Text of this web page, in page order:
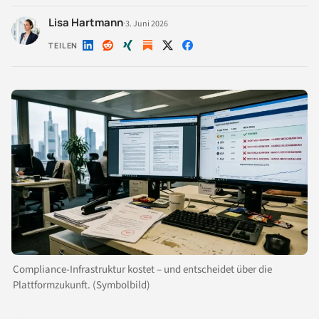
Lisa Hartmann·3. Juni 2026
TEILEN Auf Auf Auf Auf Auf
Compliance-Infrastruktur kostet – und entscheidet über die
Plattformzukunft. (Symbolbild)